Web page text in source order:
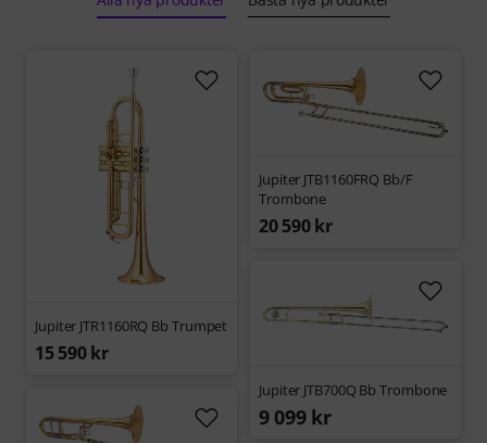
Jupiter JTR1160RQ Bb Trumpet
15 590 kr
Jupiter JTB1160FRQ Bb/F
Trombone
20 590 kr
Jupiter JTB700Q Bb Trombone
9 099 kr